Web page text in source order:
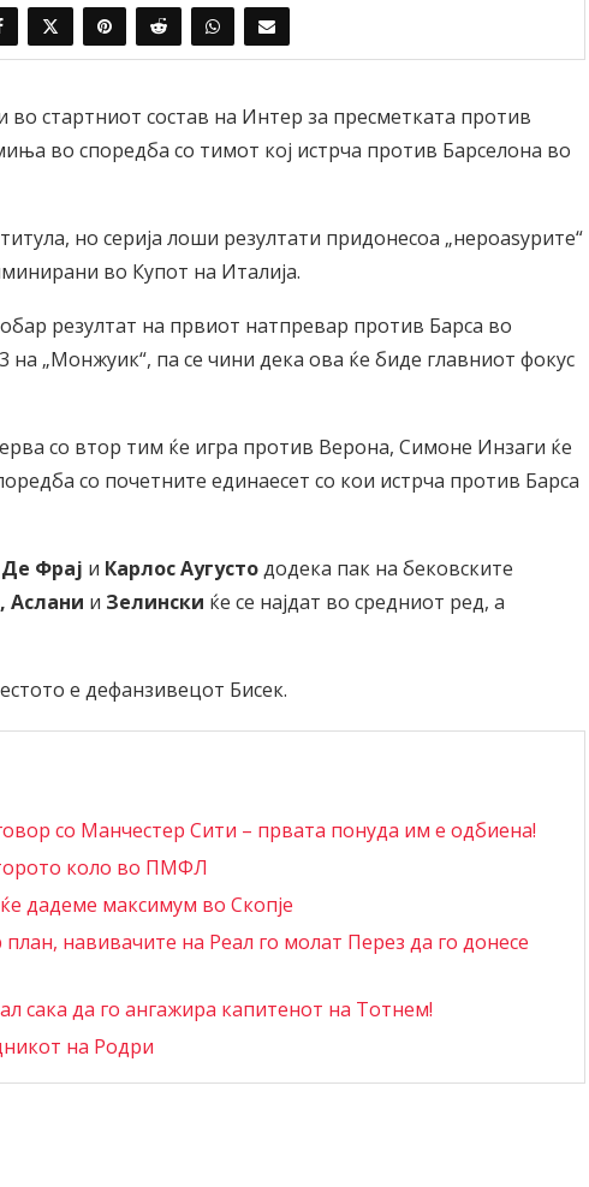
стартниот состав на Интер за пресметката против
во споредба со тимот кој истрча против Барселона во
но серија лоши резултати придонесоа „нероаѕурите“
во Купот на Италија.
резултат на првиот натпревар против Барса во
„Монжуик“, па се чини дека ова ќе биде главниот фокус
со втор тим ќе игра против Верона, Симоне Инзаги ќе
со почетните единаесет со кои истрча против Барса
Фрај и Карлос Аугустододека пак на бековските
Аслани и Зелински ќе се најдат во средниот ред, а
е дефанзивецот Бисек.
со Манчестер Сити – првата понуда им е одбиена!
коло во ПМФЛ
дадеме максимум во Скопје
навивачите на Реал го молат Перез да го донесе
сака да го ангажира капитенот на Тотнем!
на Родри